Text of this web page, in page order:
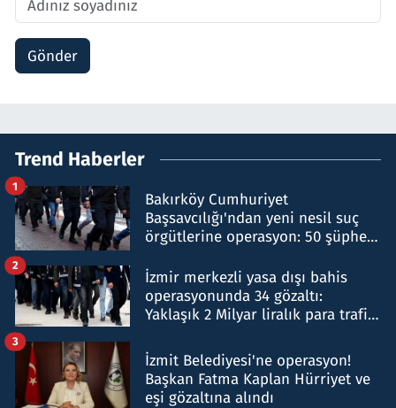
Gönder
Trend Haberler
Bakırköy Cumhuriyet
Başsavcılığı'ndan yeni nesil suç
örgütlerine operasyon: 50 şüpheli
1
İzmir merkezli yasa dışı bahis
operasyonunda 34 gözaltı:
Yaklaşık 2 Milyar liralık para trafiği
2
İzmit Belediyesi'ne operasyon!
Başkan Fatma Kaplan Hürriyet ve
eşi gözaltına alındı
3